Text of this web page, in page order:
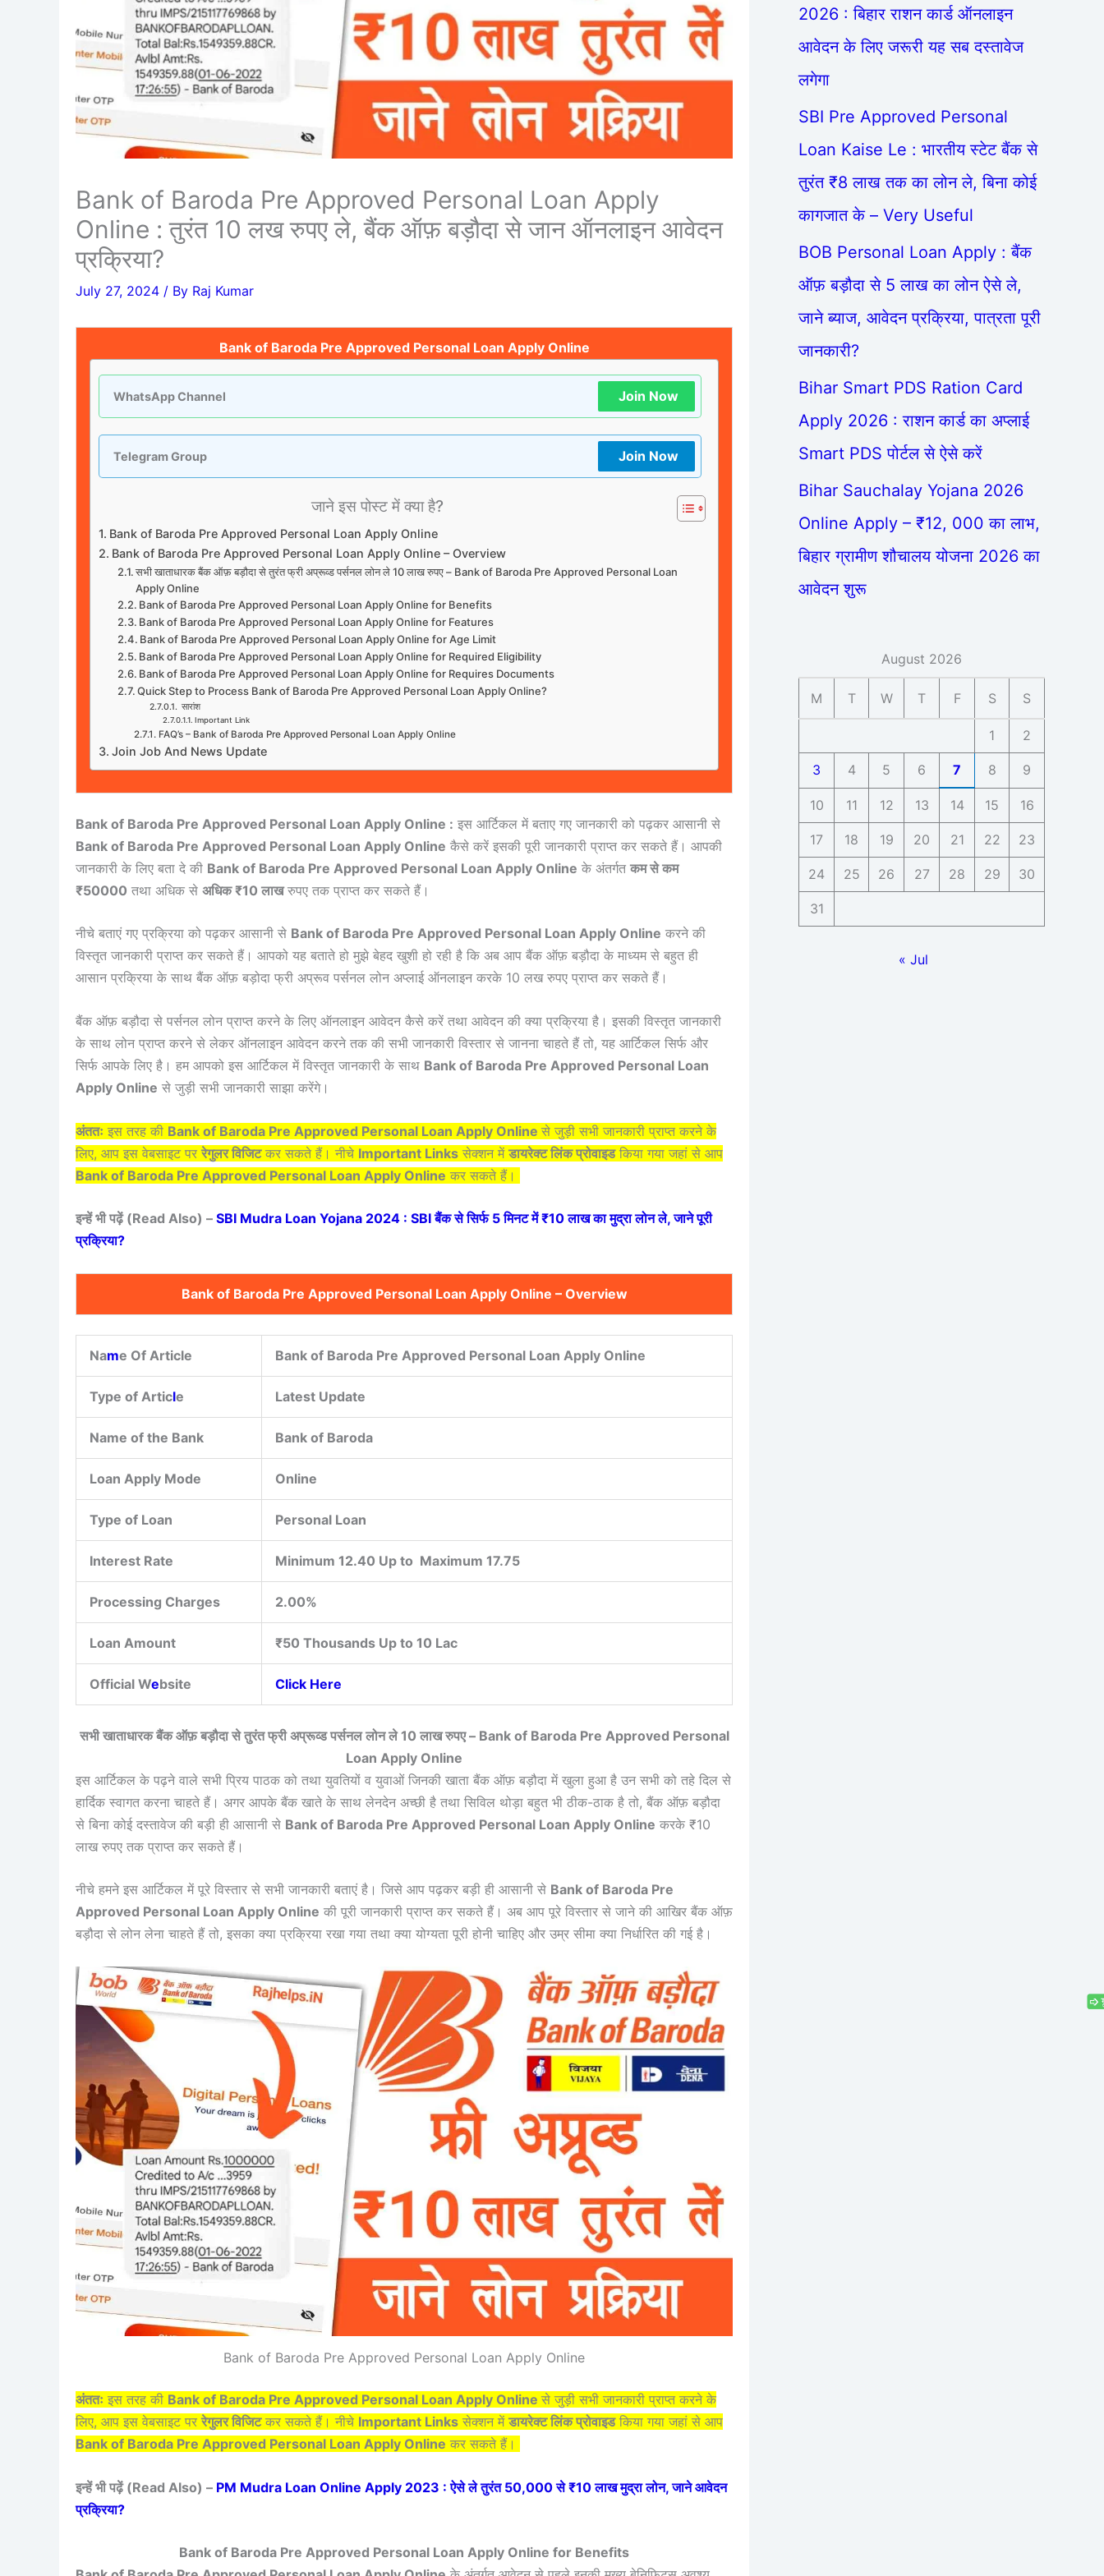
Bank of Baroda Pre Approved Personal Loan Apply
Online : तुरंत 10 लख रुपए ले, बैंक ऑफ़ बड़ौदा से जान ऑनलाइन आवेदन
प्रक्रिया?
July 27, 2024 / By Raj Kumar
Bank of Baroda Pre Approved Personal Loan Apply Online
WhatsApp Channel Join Now
Telegram Group Join Now
जाने इस पोस्ट में क्या है?
Bank of Baroda Pre Approved Personal Loan Apply Online
Bank of Baroda Pre Approved Personal Loan Apply Online – Overview
सभी खाताधारक बैंक ऑफ़ बड़ौदा से तुरंत फ्री अप्रूव्ड पर्सनल लोन ले 10 लाख रुपए – Bank of Baroda Pre Approved Personal Loan
Apply Online
Bank of Baroda Pre Approved Personal Loan Apply Online for Benefits
Bank of Baroda Pre Approved Personal Loan Apply Online for Features
Bank of Baroda Pre Approved Personal Loan Apply Online for Age Limit
Bank of Baroda Pre Approved Personal Loan Apply Online for Required Eligibility
Bank of Baroda Pre Approved Personal Loan Apply Online for Requires Documents
Quick Step to Process Bank of Baroda Pre Approved Personal Loan Apply Online?
सारांश
Important Link
FAQ’s – Bank of Baroda Pre Approved Personal Loan Apply Online
Join Job And News Update
Bank of Baroda Pre Approved Personal Loan Apply Online : इस आर्टिकल में बताए गए जानकारी को पढ़कर आसानी से
Bank of Baroda Pre Approved Personal Loan Apply Online कैसे करें इसकी पूरी जानकारी प्राप्त कर सकते हैं। आपकी
जानकारी के लिए बता दे की Bank of Baroda Pre Approved Personal Loan Apply Online के अंतर्गत कम से कम
₹50000 तथा अधिक से अधिक ₹10 लाखरुपए तक प्राप्त कर सकते हैं।
नीचे बताएं गए प्रक्रिया को पढ़कर आसानी से Bank of Baroda Pre Approved Personal Loan Apply Online करने की
विस्तृत जानकारी प्राप्त कर सकते हैं। आपको यह बताते हो मुझे बेहद खुशी हो रही है कि अब आप बैंक ऑफ़ बड़ौदा के माध्यम से बहुत ही
आसान प्रक्रिया के साथ बैंक ऑफ़ बड़ोदा फ्री अप्रूव पर्सनल लोन अप्लाई ऑनलाइन करके 10 लख रुपए प्राप्त कर सकते हैं।
बैंक ऑफ़ बड़ौदा से पर्सनल लोन प्राप्त करने के लिए ऑनलाइन आवेदन कैसे करें तथा आवेदन की क्या प्रक्रिया है। इसकी विस्तृत जानकारी
के साथ लोन प्राप्त करने से लेकर ऑनलाइन आवेदन करने तक की सभी जानकारी विस्तार से जानना चाहते हैं तो, यह आर्टिकल सिर्फ और
सिर्फ आपके लिए है। हम आपको इस आर्टिकल में विस्तृत जानकारी के साथ Bank of Baroda Pre Approved Personal Loan
Apply Online से जुड़ी सभी जानकारी साझा करेंगे।
अंततः इस तरह की Bank of Baroda Pre Approved Personal Loan Apply Online से जुड़ी सभी जानकारी प्राप्त करने के
लिए, आप इस वेबसाइट पर रेगुलर विजिटकर सकते हैं। नीचे Important Links सेक्शन में डायरेक्ट लिंक प्रोवाइडकिया गया जहां से आप
Bank of Baroda Pre Approved Personal Loan Apply Online कर सकते हैं।
इन्हें भी पढ़ें (Read Also) – SBI Mudra Loan Yojana 2024 : SBI बैंक से सिर्फ 5 मिनट में ₹10 लाख का मुद्रा लोन ले, जाने पूरी
प्रक्रिया?
Bank of Baroda Pre Approved Personal Loan Apply Online – Overview
Name Of Article Bank of Baroda Pre Approved Personal Loan Apply Online
Type of Article Latest Update
Name of the Bank Bank of Baroda
Loan Apply Mode Online
Type of Loan Personal Loan
Interest Rate Minimum 12.40 Up to Maximum 17.75
Processing Charges 2.00%
Loan Amount ₹50 Thousands Up to 10 Lac
Official Website Click Here
सभी खाताधारक बैंक ऑफ़ बड़ौदा से तुरंत फ्री अप्रूव्ड पर्सनल लोन ले 10 लाख रुपए – Bank of Baroda Pre Approved Personal
Loan Apply Online
इस आर्टिकल के पढ़ने वाले सभी प्रिय पाठक को तथा युवतियों व युवाओं जिनकी खाता बैंक ऑफ़ बड़ौदा में खुला हुआ है उन सभी को तहे दिल से
हार्दिक स्वागत करना चाहते हैं। अगर आपके बैंक खाते के साथ लेनदेन अच्छी है तथा सिविल थोड़ा बहुत भी ठीक-ठाक है तो, बैंक ऑफ़ बड़ौदा
से बिना कोई दस्तावेज की बड़ी ही आसानी से Bank of Baroda Pre Approved Personal Loan Apply Online करके ₹10
लाख रुपए तक प्राप्त कर सकते हैं।
नीचे हमने इस आर्टिकल में पूरे विस्तार से सभी जानकारी बताएं है। जिसे आप पढ़कर बड़ी ही आसानी से Bank of Baroda Pre
Approved Personal Loan Apply Online की पूरी जानकारी प्राप्त कर सकते हैं। अब आप पूरे विस्तार से जाने की आखिर बैंक ऑफ़
बड़ौदा से लोन लेना चाहते हैं तो, इसका क्या प्रक्रिया रखा गया तथा क्या योग्यता पूरी होनी चाहिए और उम्र सीमा क्या निर्धारित की गई है।
Bank of Baroda Pre Approved Personal Loan Apply Online
अंततः इस तरह की Bank of Baroda Pre Approved Personal Loan Apply Online से जुड़ी सभी जानकारी प्राप्त करने के
लिए, आप इस वेबसाइट पर रेगुलर विजिटकर सकते हैं। नीचे Important Links सेक्शन में डायरेक्ट लिंक प्रोवाइडकिया गया जहां से आप
Bank of Baroda Pre Approved Personal Loan Apply Online कर सकते हैं।
इन्हें भी पढ़ें (Read Also) – PM Mudra Loan Online Apply 2023 : ऐसे ले तुरंत 50,000 से ₹10 लाख मुद्रा लोन, जाने आवेदन
प्रक्रिया?
Bank of Baroda Pre Approved Personal Loan Apply Online for Benefits
2026 : बिहार राशन कार्ड ऑनलाइन
आवेदन के लिए जरूरी यह सब दस्तावेज
लगेगा
SBI Pre Approved Personal
Loan Kaise Le : भारतीय स्टेट बैंक से
तुरंत ₹8 लाख तक का लोन ले, बिना कोई
कागजात के – Very Useful
BOB Personal Loan Apply : बैंक
ऑफ़ बड़ौदा से 5 लाख का लोन ऐसे ले,
जाने ब्याज, आवेदन प्रक्रिया, पात्रता पूरी
जानकारी?
Bihar Smart PDS Ration Card
Apply 2026 : राशन कार्ड का अप्लाई
Smart PDS पोर्टल से ऐसे करें
Bihar Sauchalay Yojana 2026
Online Apply – ₹12, 000 का लाभ,
बिहार ग्रामीण शौचालय योजना 2026 का
आवेदन शुरू
August 2026
M T W T F S S
1 2
3 4 5 6 7 8 9
10 11 12 13 14 15 16
17 18 19 20 21 22 23
24 25 26 27 28 29 30
31
« Jul